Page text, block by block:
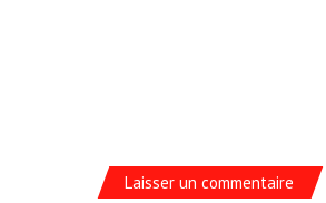
Laisser un commentaire